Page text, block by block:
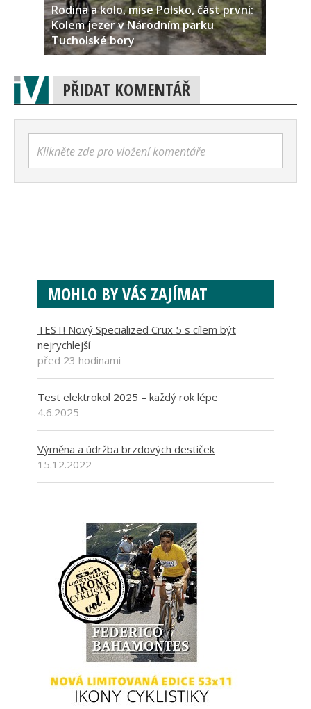
Rodina a kolo, mise Polsko, část první:
Kolem jezer v Národním parku
Tucholské bory
PŘIDAT KOMENTÁŘ
Klikněte zde pro vložení komentáře
MOHLO BY VÁS ZAJÍMAT
TEST! Nový Specialized Crux 5 s cílem být
nejrychlejší
před 23 hodinami
Test elektrokol 2025 – každý rok lépe
4.6.2025
Výměna a údržba brzdových destiček
15.12.2022